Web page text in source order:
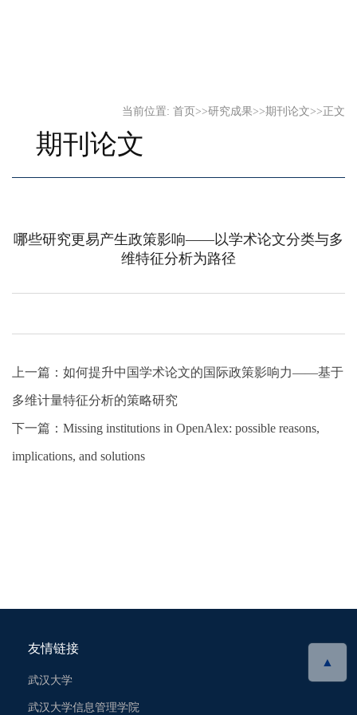
当前位置: 首页 >>研究成果>>期刊论文>> 正文
期刊论文
哪些研究更易产生政策影响——以学术论文分类与多
维特征分析为路径
上一篇： 如何提升中国学术论文的国际政策影响力——基于
多维计量特征分析的策略研究
下一篇： Missing institutions in OpenAlex: possible reasons,
implications, and solutions
友情链接
武汉大学
武汉大学信息管理学院
▲